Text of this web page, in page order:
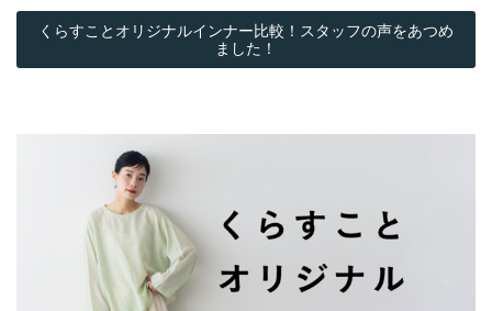
くらすことオリジナルインナー比較！スタッフの声をあつめ
ました！